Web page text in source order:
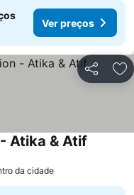
Ver preços
Partilhar
Atika & Atif
da cidade